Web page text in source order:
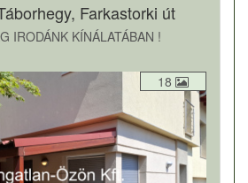
Farkastorki út
IRODÁNK KÍNÁLATÁBAN !
18